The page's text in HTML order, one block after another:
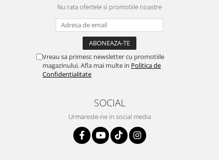
Zgarzi, lese si hamuri
PC, Periferice & Software
Desktop PC & Monitoare
Imprimante, Scanere &
Consumabile
Retelistica & Supraveghere
Servere, Componente & UPS
Sport & Activitati in aer liber
Nu rata ofertele si promotiile noastre
Vreau sa primesc newsletter cu promotiile
magazinului. Afla mai multe in Politica de
Confidentialitate
SOCIAL
Urmareste-ne in social media